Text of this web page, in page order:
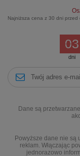
Najniższa cena z 30 dni przed
dni
03
Dane są
Powyższe dane nie są
reklam. Włączając
jednorazowo